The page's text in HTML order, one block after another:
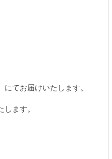
てお届けいたします。
ます。